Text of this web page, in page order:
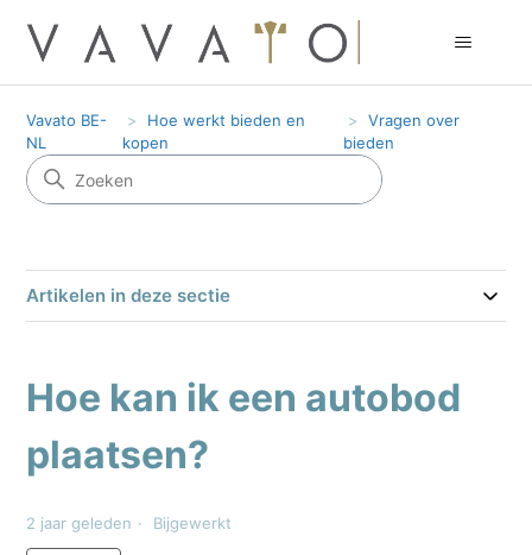
Vavato BE-
NL
Hoe werkt bieden en
kopen
Vragen over
bieden
Artikelen in deze sectie
Hoe kan ik een autobod
plaatsen?
2 jaar geleden Bijgewerkt